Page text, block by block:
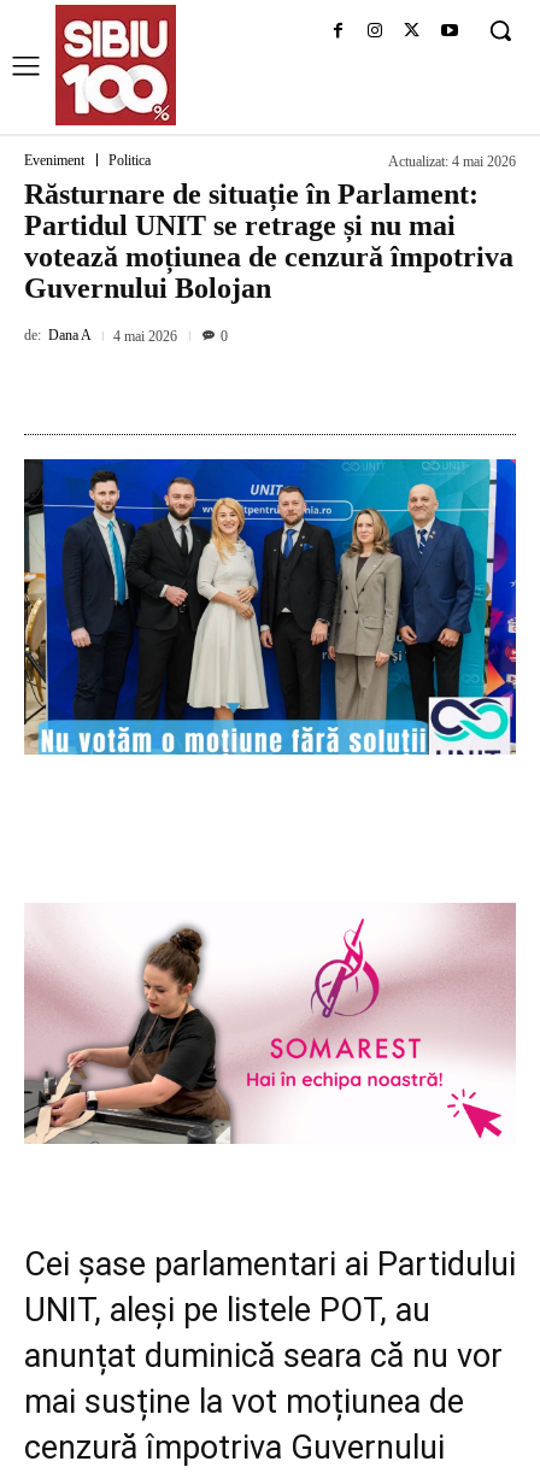
Eveniment Politica Actualizat: 4 mai 2026
Răsturnare de situație în Parlament:
Partidul UNIT se retrage și nu mai
votează moțiunea de cenzură împotriva
Guvernului Bolojan
de: Dana A 4 mai 2026 0
Cei șase parlamentari ai Partidului
UNIT, aleși pe listele POT, au
anunțat duminică seara că nu vor
mai susține la vot moțiunea de
cenzură împotriva Guvernului